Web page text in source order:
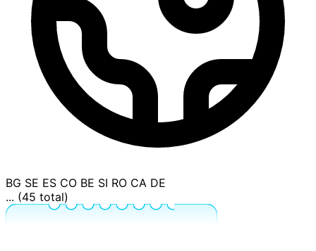
BG SE ES CO BE SI RO CA DE
... (45 total)